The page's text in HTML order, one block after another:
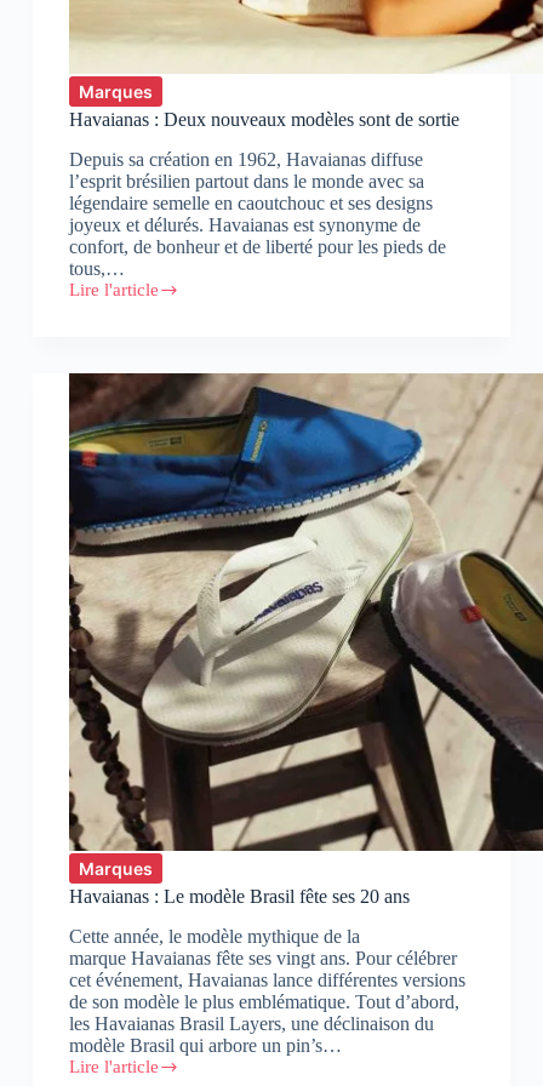
Marques
Havaianas : Deux nouveaux modèles sont de sortie
Depuis sa création en 1962, Havaianas diffuse
l’esprit brésilien partout dans le monde avec sa
légendaire semelle en caoutchouc et ses designs
joyeux et délurés. Havaianas est synonyme de
confort, de bonheur et de liberté pour les pieds de
tous,…
Lire l'article
Havaianas
modèles
sont
de
sortie
Marques
Havaianas : Le modèle Brasil fête ses 20 ans
Cette année, le modèle mythique de la
marque Havaianas fête ses vingt ans. Pour célébrer
cet événement, Havaianas lance différentes versions
de son modèle le plus emblématique. Tout d’abord,
les Havaianas Brasil Layers, une déclinaison du
modèle Brasil qui arbore un pin’s…
Lire l'article
Havaianas